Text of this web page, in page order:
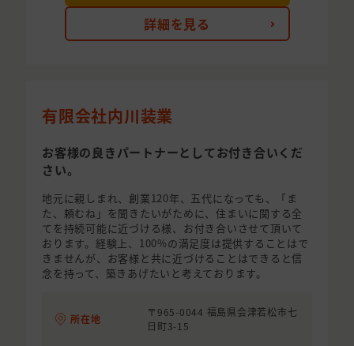
詳細を見る
有限会社内川装業
お客様の良きパートナーとしてお付き合いくだ
さい。
地元に親しまれ、創業120年、五代になっても、「ま
た、頼むね」を聞きたいがために、住まいに関する全
てを持続可能に近づける様、お付き合いさせて頂いて
おります。経験上、100%の満足度は提供することはで
きませんが、お客様と共に近づけることはできると信
念を持って、築きあげたいと考えております。
所在地
〒965-0044 福島県会津若松市七
日町3-15